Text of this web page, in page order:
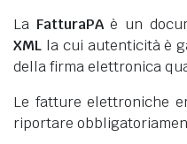
La FatturaPAè un
XML la cui autenticità è
della firma elettronica
Le fatture elettroniche
riportare